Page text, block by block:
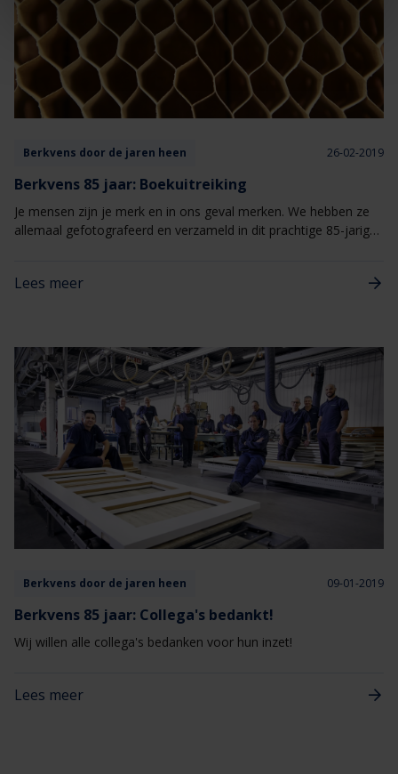
Berkvens door de jaren heen 26-02-2019
Berkvens 85 jaar: Boekuitreiking
Je mensen zijn je merk en in ons geval merken. We hebben ze
allemaal gefotografeerd en verzameld in dit prachtige 85-jarig
Lees meer
Berkvens door de jaren heen 09-01-2019
Berkvens 85 jaar: Collega's bedankt!
Wij willen alle collega's bedanken voor hun inzet!
Lees meer